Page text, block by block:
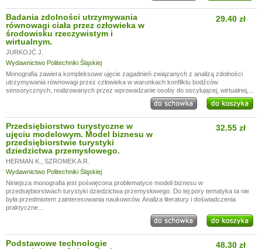
Badania zdolności utrzymywania
równowagi ciała przez człowieka w
środowisku rzeczywistym i
wirtualnym.
JURKOJĆ J.
Wydawnictwo Politechniki Śląskiej
29.40 zł
Monografia zawiera kompleksowe ujęcie zagadnień związanych z analizą zdolności
utrzymywania równowagi przez człowieka w warunkach konfliktu bodźców
sensorycznych, realizowanych przez wprowadzanie osoby do oscylującej, wirtualnej,...
Przedsiębiorstwo turystyczne w
ujęciu modelowym. Model biznesu w
przedsiębiorstwie turystyki
dziedzictwa przemysłowego.
HERMAN K.
SZROMEK A.R.
Wydawnictwo Politechniki Śląskiej
32.55 zł
Niniejsza monografia jest poświęcona problematyce modeli biznesu w
przedsiębiorstwach turystyki dziedzictwa przemysłowego. Do tej pory tematyka ta nie
była przedmiotem zainteresowania naukowców. Analiza literatury i doświadczenia
praktyczne...
Podstawowe technologie
48.30 zł